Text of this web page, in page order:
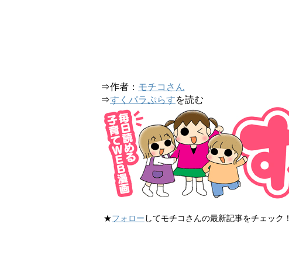
⇒作者： モチコさん
⇒すくパラぷらすを読む
★フォロー してモチコさんの最新記事をチェック！